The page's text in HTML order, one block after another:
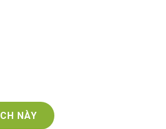
NÀY